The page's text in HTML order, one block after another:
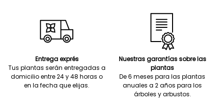
Entrega exprés
Tus plantas serán entregadas a
domicilio entre 24 y 48 horas o
en la fecha que elijas.
Nuestras garantías sobre las
plantas
De 6 meses para las plantas
anuales a 2 años para los
árboles y arbustos.